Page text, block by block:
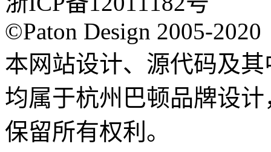
©Paton Design 2005-2020
本网站设计、源代码及
均属于杭州巴顿品牌设计
保留所有权利。